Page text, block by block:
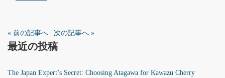
« 前の記事へ 次の記事へ »
最近の投稿
The Japan Expert’s Secret: Choosing Atagawa for Kawazu Cherry